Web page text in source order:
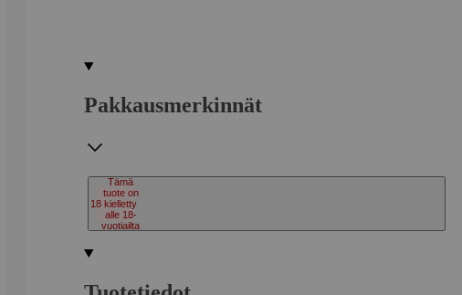
Pakkausmerkinnät
18
Tämä
tuote on
kielletty
alle 18-
vuotiailta